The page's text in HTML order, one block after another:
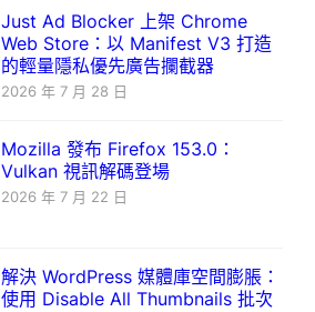
Just Ad Blocker 上架 Chrome
Web Store：以 Manifest V3 打造
的輕量隱私優先廣告攔截器
2026 年 7 月 28 日
Mozilla 發布 Firefox 153.0：
Vulkan 視訊解碼登場
2026 年 7 月 22 日
解決 WordPress 媒體庫空間膨脹：
使用 Disable All Thumbnails 批次